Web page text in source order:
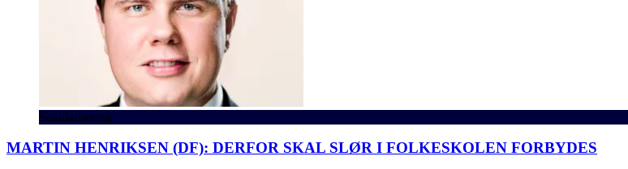
Sekularisering
MARTIN HENRIKSEN (DF): DERFOR SKAL SLØR I FOLKESKOLEN FORBYDES